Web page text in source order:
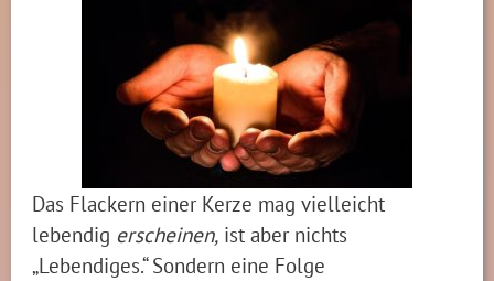
Das Flackern einer Kerze mag vielleicht
lebendig erscheinen, ist aber nichts
„Lebendiges.“ Sondern eine Folge